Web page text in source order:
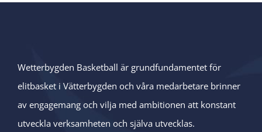
Wetterbygden Basketball är grundfundamentet för
elitbasket i Vätterbygden och våra medarbetare brinner
av engagemang och vilja med ambitionen att konstant
utveckla verksamheten och själva utvecklas.